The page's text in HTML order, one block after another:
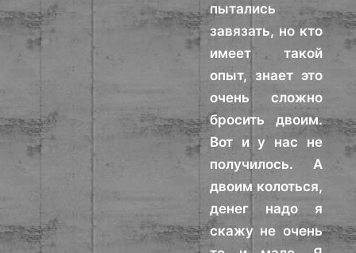
пытались
завязать, но кто
имеет такой
опыт, знает это
очень сложно
бросить двоим.
Вот и у нас не
получилось. А
двоим колоться,
денег надо я
скажу не очень